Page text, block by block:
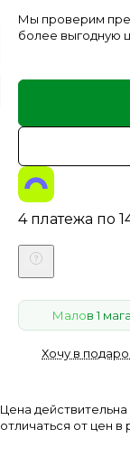
Мы проверим
более выгодную
4 платежа по
Малов 1
Хочу в
Цена
отличаться от цен в